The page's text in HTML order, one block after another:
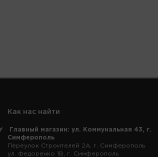
Как нас найти
Главный магазин: ул. Коммунальная 43, г.
Симферополь
Переулок Строителей 2А, г. Симферополь
ул. Федоренко 1В, г. Симферополь